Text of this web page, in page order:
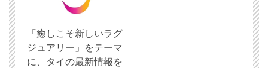
「癒しこそ新しいラグ
ジュアリー」をテーマ
に、タイの最新情報を